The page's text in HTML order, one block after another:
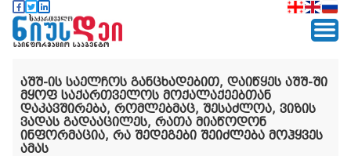
აშშ-ის საელჩოს განცხადებით, დაიწყეს აშშ-ში
მყოფ საქართველოს მოქალაქეებთან
დაკავშირება, რომლებმაც, შესაძლოა, ვიზის
ვადას გადააცილეს, რათა მიაწოდონ
ინფორმაცია, რა შედეგები შეიძლება მოჰყვეს
ამას